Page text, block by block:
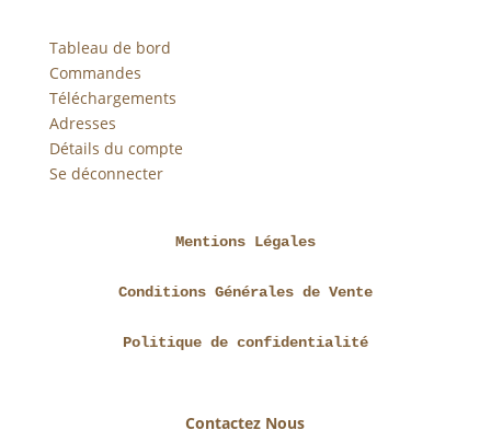
Tableau de bord
Commandes
Téléchargements
Adresses
Détails du compte
Se déconnecter
Mentions Légales
Conditions Générales de Vente
Politique de confidentialité
Contactez Nous